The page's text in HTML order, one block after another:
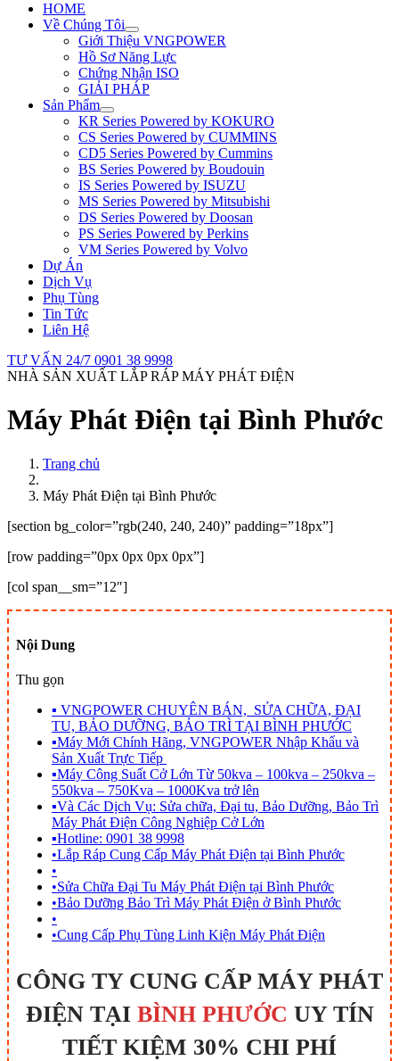
HOME
Về Chúng Tôi
Giới Thiệu VNGPOWER
Hồ Sơ Năng Lực
Chứng Nhận ISO
GIẢI PHÁP
Sản Phẩm
KR Series Powered by KOKURO
CS Series Powered by CUMMINS
CD5 Series Powered by Cummins
BS Series Powered by Boudouin
IS Series Powered by ISUZU
MS Series Powered by Mitsubishi
DS Series Powered by Doosan
PS Series Powered by Perkins
VM Series Powered by Volvo
Dự Án
Dịch Vụ
Phụ Tùng
Tin Tức
Liên Hệ
TƯ VẤN 24/7 0901 38 9998
NHÀ SẢN XUẤT LẮP RÁP MÁY PHÁT ĐIỆN
Máy Phát Điện tại Bình Phước
Trang chủ
Máy Phát Điện tại Bình Phước
[section bg_color=”rgb(240, 240, 240)” padding=”18px”]
[row padding=”0px 0px 0px 0px”]
[col span__sm=”12″]
Nội Dung
Thu gọn
▪ VNGPOWER CHUYÊN BÁN, SỬA CHỮA, ĐẠI
TU, BẢO DƯỠNG, BẢO TRÌ TẠI BÌNH PHƯỚC
▪Máy Mới Chính Hãng, VNGPOWER Nhập Khẩu và
Sản Xuất Trực Tiếp
▪Máy Công Suất Cở Lớn Từ 50kva – 100kva – 250kva –
550kva – 750Kva – 1000Kva trở lên
▪Và Các Dịch Vụ: Sửa chữa, Đại tu, Bảo Dưỡng, Bảo Trì
Máy Phát Điện Công Nghiệp Cở Lớn
▪Hotline: 0901 38 9998
•Lắp Ráp Cung Cấp Máy Phát Điện tại Bình Phước
•
•Sửa Chữa Đại Tu Máy Phát Điện tại Bình Phước
•Bảo Dưỡng Bảo Trì Máy Phát Điện ở Bình Phước
•
•Cung Cấp Phụ Tùng Linh Kiện Máy Phát Điện
CÔNG TY CUNG CẤP MÁY PHÁT
ĐIỆN TẠI BÌNH PHƯỚC UY TÍN
TIẾT KIỆM 30% CHI PHÍ